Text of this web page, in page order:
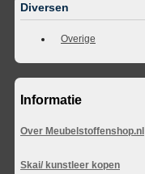
Diversen
Overige
Informatie
Over Meubelstoffenshop.nl
Skai/ kunstleer kopen